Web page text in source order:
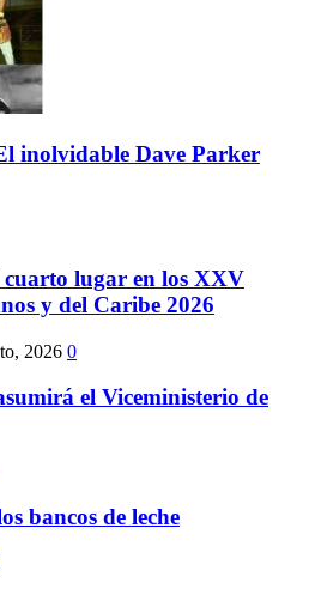
inolvidable Dave Parker
cuarto lugar en los XXV
y del Caribe 2026
2026 0
el Viceministerio de
bancos de leche